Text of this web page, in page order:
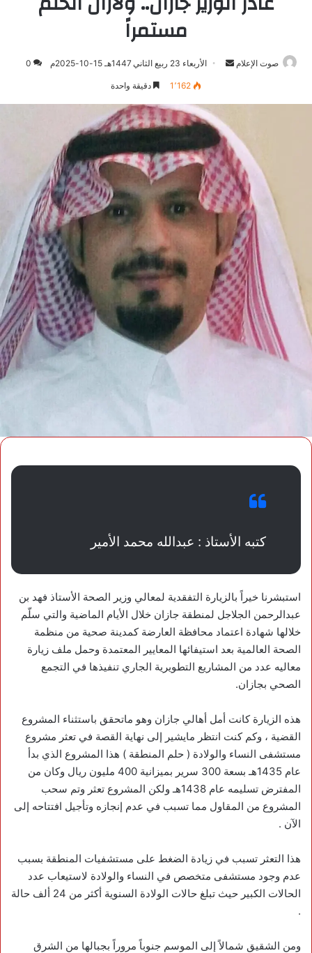
مستمراً
صوت الإعلام
أرسلالأربعاء 23 ربيع الثاني 1447هـ 15-10-2025م 0
1٬162 دقيقة واحدة
كتبه الأستاذ : عبدالله محمد الأمير
استبشرنا خيراً بالزيارة التفقدية لمعالي وزير الصحة الأستاذ فهد بن
عبدالرحمن الجلاجل لمنطقة جازان خلال الأيام الماضية والتي سلّم
خلالها شهادة اعتماد محافظة العارضة كمدينة صحية من منظمة
الصحة العالمية بعد استيفائها المعايير المعتمدة وحمل ملف زيارة
معاليه عدد من المشاريع التطويرية الجاري تنفيذها في التجمع
الصحي بجازان.
هذه الزيارة كانت أمل أهالي جازان وهو ماتحقق باستثناء المشروع
القضية ، وكم كنت انتظر مايشير إلى نهاية القصة في تعثر مشروع
مستشفى النساء والولادة ( حلم المنطقة ) هذا المشروع الذي بدأ
عام 1435هـ بسعة 300 سرير بميزانية 400 مليون ريال وكان من
المفترض تسليمه عام 1438هـ ولكن المشروع تعثر وتم سحب
المشروع من المقاول مما تسبب في عدم إنجازه وتأجيل افتتاحه إلى
الآن .
هذا التعثر تسبب في زيادة الضغط على مستشفيات المنطقة بسبب
عدم وجود مستشفى متخصص في النساء والولادة لاستيعاب عدد
الحالات الكبير حيث تبلغ حالات الولادة السنوية أكثر من 24 ألف حالة
.
ومن الشقيق شمالاً إلى الموسم جنوباً مروراً بجبالها من الشرق